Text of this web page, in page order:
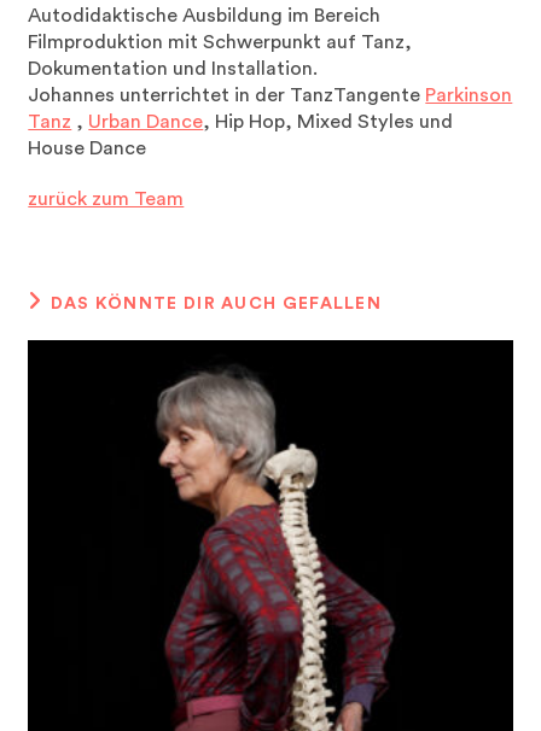
Autodidaktische Ausbildung im Bereich
Filmproduktion mit Schwerpunkt auf Tanz,
Dokumentation und Installation.
Johannes unterrichtet in der TanzTangente Parkinson
Tanz , Urban Dance, Hip Hop, Mixed Styles und
House Dance
zurück zum Team
DAS KÖNNTE DIR AUCH GEFALLEN